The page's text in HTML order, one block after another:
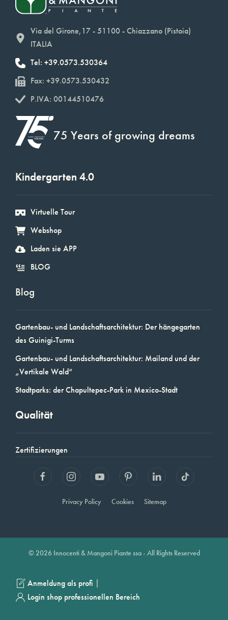
Via del Girone,17 - 51100 - Chiazzano (Pistoia)
ITALIA
Tel: +39.0573.530364
Fax: +39.0573.530432
P.IVA: 00144510476
75 Years of growing dreams
Kindergarten 4.0
Virtuelle Tour
Webshop
Laden sie APP
BLOG
Blog
Gartenbau- und Landschaftsarchitektur: Der hängegarten
des Guinigi-Turms
Gartenbau- und Landschaftsarchitektur: Mailand und der
„Vertikale Wald“
Stadtparks: der Chapultepec-Park in Mexico-Stadt
Qualität
Zertifizierungen
Privacy Policy Cookies Sitemap
© 2026 Innocenti & Mangoni Piante ssa - All Rights Reserved
Anmeldung als profi |
Login shop professionellen Bereich